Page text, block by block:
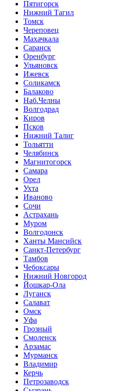
Пятигорск
Нижний Тагил
Томск
Череповец
Махачкала
Саранск
Оренбург
Ульяновск
Ижевск
Соликамск
Балаково
Наб.Челны
Волгодрад
Киров
Псков
Нижний Талиг
Тольятти
Челябинск
Магнитогорск
Самара
Орел
Ухта
Иваново
Сочи
Астрахань
Муром
Волгодонск
Ханты Мансийск
Санкт-Петербург
Тамбов
Чебоксары
Нижний Новгород
Йошкар-Ола
Луганск
Салават
Омск
Уфа
Грозный
Смоленск
Арзамас
Мурманск
Владимир
Керчь
Петрозаводск